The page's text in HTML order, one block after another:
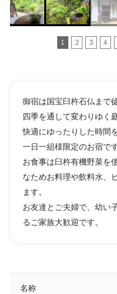
1 2 3 4
御宿は国宝臼杵石仏まで
四季を通して変わりゆく
快適にゆったりした時間
一日一組様限定のお宿です
お食事は臼杵有機野菜を
なためお料理や飲料水、
ます。
お友達とご夫婦で、幼い
るご家族大歓迎です。
名称